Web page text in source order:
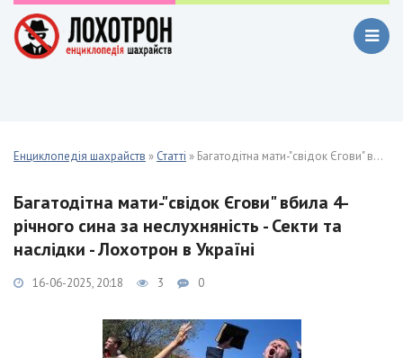
Енциклопедія шахрайств » Статті » Багатодітна мати-"свідок Єгови" вбила 4-річного сина за неслухняність - Секти та наслідки - Лохотрон в Україні
Багатодітна мати-"свідок Єгови" вбила 4-
річного сина за неслухняність - Секти та
наслідки - Лохотрон в Україні
16-06-2025, 20:18 3 0